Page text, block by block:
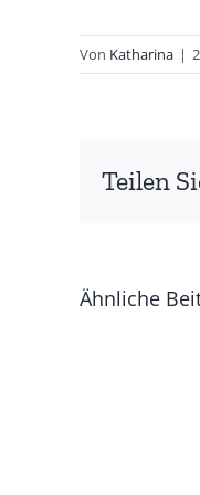
Von Katharina |
Teilen
Ähnliche